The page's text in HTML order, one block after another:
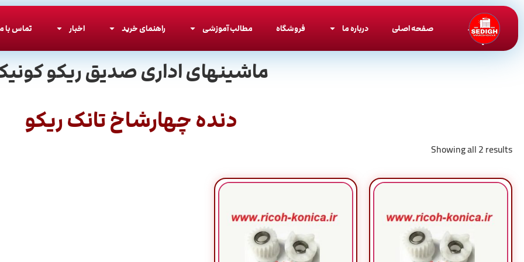
صفحه اصلی درباره ما فروشگاه مطالب آموزشی راهنمای خرید اخبار تماس با
ماشینهای اداری صدیق ریکو
دنده چهارشاخ تانک ریکو
Showing all 2 results